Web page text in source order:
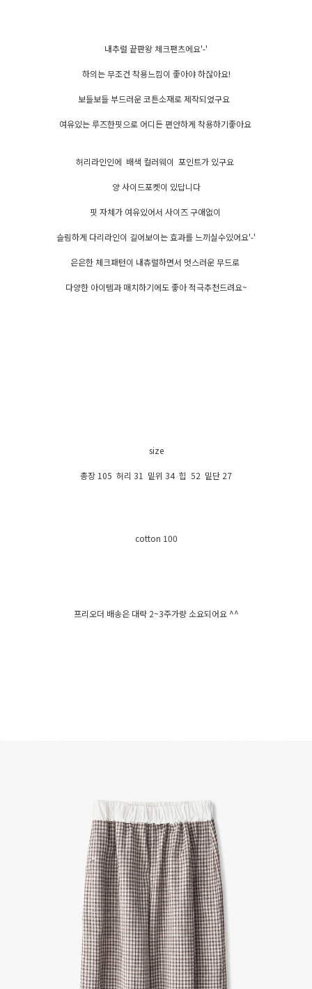
내추럴 끝판왕 체크팬츠에요'-'
하의는 무조건 착용느낌이 좋아야 하잖아요!
보들보들 부드러운 코튼소재로 제작되었구요
여유있는 루즈한핏으로 어디든 편안하게 착용하기좋아요
허리라인인에 배색 컬러웨이 포인트가 있구요
양 사이드포켓이 있답니다
핏 자체가 여유있어서 사이즈 구애없이
슬림하게 다리라인이 길어보이는 효과를 느끼실수있어요'-'
은은한 체크패턴이 내츄럴하면서 멋스러운 무드로
다양한 아이템과 매치하기에도 좋아 적극추천드려요~
size
총장 105 허리 31 밑위 34 힙 52 밑단 27
cotton 100
프리오더 배송은 대략 2~3주가량 소요되어요 ^^